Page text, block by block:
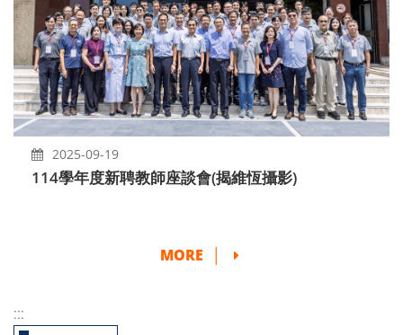
2025-09-19
114學年度新聘教師座談會(揭維恆攝影)
MORE
:::